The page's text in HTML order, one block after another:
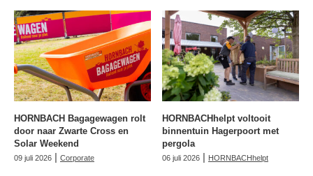
HORNBACH Bagagewagen rolt
door naar Zwarte Cross en
Solar Weekend
09 juli 2026 | Corporate
HORNBACHhelpt voltooit
binnentuin Hagerpoort met
pergola
06 juli 2026 | HORNBACHhelpt